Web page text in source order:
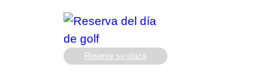
$10,00
$35,00
Reserve su plaza